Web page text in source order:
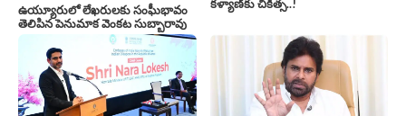
ఉయ్యూరులో లేఖరులకు సంఘీభావం
తెలిపిన పెనుమాక వెంకట సుబ్బారావు
కళ్యాణ్‌కు చికిత్స..!